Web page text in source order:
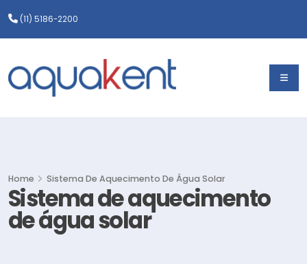
(11) 5186-2200
Sistema de aquecimento
de água solar
Home Sistema De Aquecimento De Água Solar